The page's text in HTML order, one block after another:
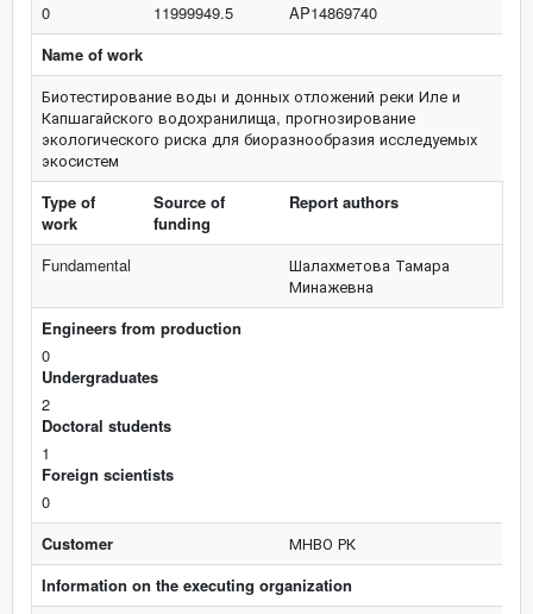
0 11999949.5
AP14869740
Name of work
Биотестирование воды и донных отложений реки Иле и
Капшагайского водохранилища, прогнозирование
экологического риска для биоразнообразия исследуемых
экосистем
Type of
work
Source of
funding
Report authors
Fundamental
Шалахметова Тамара
Минажевна
Engineers from production
0
Undergraduates
2
Doctoral students
1
Foreign scientists
0
Customer
МНВО РК
Information on the executing organization